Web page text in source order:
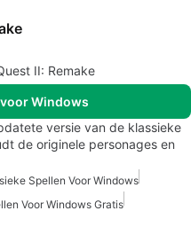
II: Remake
Windows
versie van de klassieke
de originele personages en
Spellen Voor Windows
Voor Windows Gratis